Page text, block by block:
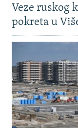
Veze ruskog
pokreta u